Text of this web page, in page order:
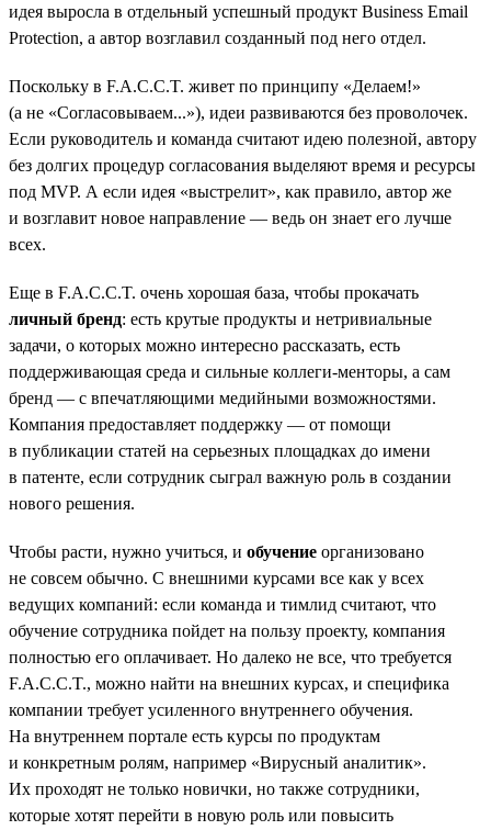
идея выросла в отдельный успешный продукт Business Email
Protection, а автор возглавил созданный под него отдел.
Поскольку в F.A.C.C.T. живет по принципу «Делаем!»
(а не «Согласовываем...»), идеи развиваются без проволочек.
Если руководитель и команда считают идею полезной, автору
без долгих процедур согласования выделяют время и ресурсы
под MVP. А если идея «выстрелит», как правило, автор же
и возглавит новое направление — ведь он знает его лучше
всех.
Еще в F.A.C.C.T. очень хорошая база, чтобы прокачать
личный бренд: есть крутые продукты и нетривиальные
задачи, о которых можно интересно рассказать, есть
поддерживающая среда и сильные коллеги-менторы, а сам
бренд — с впечатляющими медийными возможностями.
Компания предоставляет поддержку — от помощи
в публикации статей на серьезных площадках до имени
в патенте, если сотрудник сыграл важную роль в создании
нового решения.
Чтобы расти, нужно учиться, и обучение организовано
не совсем обычно. С внешними курсами все как у всех
ведущих компаний: если команда и тимлид считают, что
обучение сотрудника пойдет на пользу проекту, компания
полностью его оплачивает. Но далеко не все, что требуется
F.A.C.C.T., можно найти на внешних курсах, и специфика
компании требует усиленного внутреннего обучения.
На внутреннем портале есть курсы по продуктам
и конкретным ролям, например «Вирусный аналитик».
Их проходят не только новички, но также сотрудники,
которые хотят перейти в новую роль или повысить